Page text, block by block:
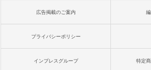
広告掲載のご案内
プライバシーポリシー
インプレスグループ 特定